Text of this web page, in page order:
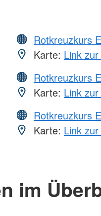
Rotkreuzkurs
Karte: Link
Rotkreuzkurs
Karte: Link
Rotkreuzkurs
Karte: Link
im